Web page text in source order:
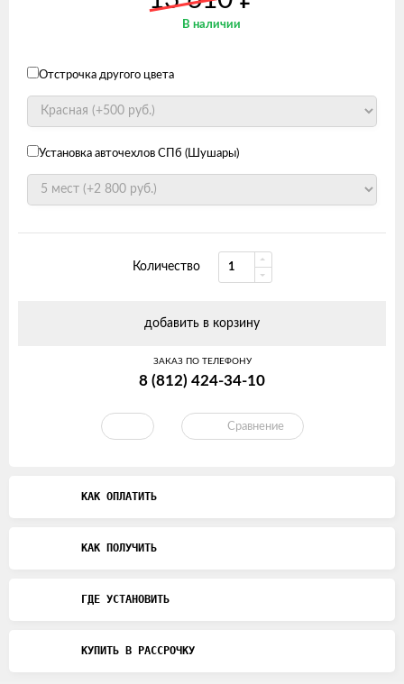
В наличии
Отстрочка другого цвета
Установка авточехлов СПб (Шушары)
Количество
добавить в корзину
ЗАКАЗ ПО ТЕЛЕФОНУ
8 (812) 424-34-10
Сравнение
КАК ОПЛАТИТЬ
КАК ПОЛУЧИТЬ
ГДЕ УСТАНОВИТЬ
КУПИТЬ В РАССРОЧКУ